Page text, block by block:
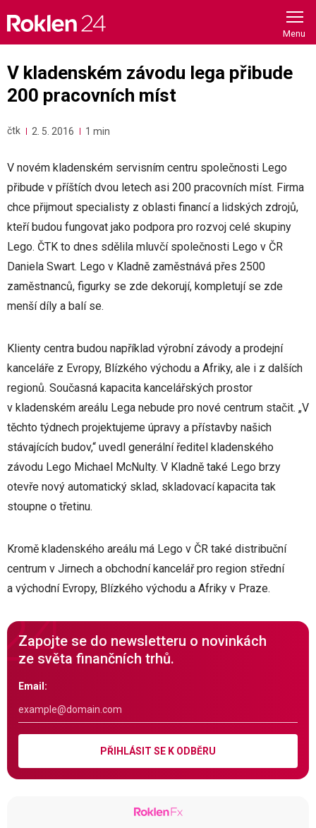
content
V kladenském závodu lega přibude
200 pracovních míst
čtk 2. 5. 2016 1 min
V novém kladenském servisním centru společnosti Lego
přibude v příštích dvou letech asi 200 pracovních míst. Firma
chce přijmout specialisty z oblasti financí a lidských zdrojů,
kteří budou fungovat jako podpora pro rozvoj celé skupiny
Lego. ČTK to dnes sdělila mluvčí společnosti Lego v ČR
Daniela Swart. Lego v Kladně zaměstnává přes 2500
zaměstnanců, figurky se zde dekorují, kompletují se zde
menší díly a balí se.
Klienty centra budou například výrobní závody a prodejní
kanceláře z Evropy, Blízkého východu a Afriky, ale i z dalších
regionů. Současná kapacita kancelářských prostor
v kladenském areálu Lega nebude pro nové centrum stačit. „V
těchto týdnech projektujeme úpravy a přístavby našich
stávajících budov,“ uvedl generální ředitel kladenského
závodu Lego Michael McNulty. V Kladně také Lego brzy
otevře nový automatický sklad, skladovací kapacita tak
stoupne o třetinu.
Kromě kladenského areálu má Lego v ČR také distribuční
centrum v Jirnech a obchodní kancelář pro region střední
a východní Evropy, Blízkého východu a Afriky v Praze.
Zapojte se do newsletteru o novinkách
ze světa finančních trhů.
Email:
PŘIHLÁSIT SE K ODBĚRU